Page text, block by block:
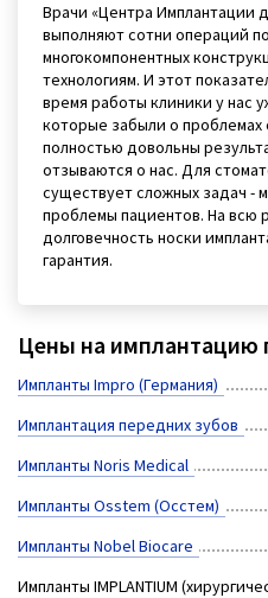
Врачи «Центра Имплантации
выполняют сотни операций
многокомпонентных
технологиям. И этот
время работы клиники у нас
которые забыли о проблемах
полностью довольны
отзываются о нас. Для
существует сложных задач
проблемы пациентов. На всю
долговечность носки
гарантия.
Цены на имплантацию
Импланты Impro (Германия)
Имплантация передних зубов
Импланты Noris Medical
Импланты Osstem (Осстем)
Импланты Nobel Biocare
Импланты IMPLANTIUM